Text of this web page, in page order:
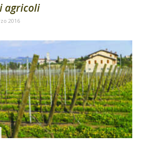
agricoli
2016